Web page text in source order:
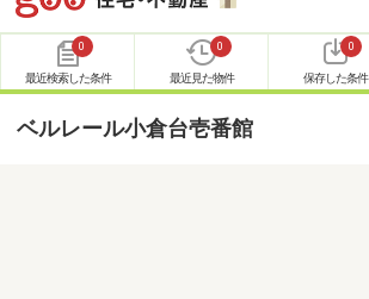
0
最近検索した条件
0
最近見た物件
0
保存した条件
ベルレール小倉台壱番館